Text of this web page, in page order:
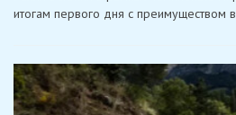
после
итогам первого дня с преимуществом